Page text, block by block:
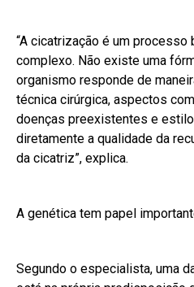
“A cicatrização é um
complexo. Não existe uma
organismo responde de
técnica cirúrgica, aspectos
doenças preexistentes e
diretamente a qualidade da
da cicatriz”, explica.
A genética tem papel
Segundo o especialista, uma